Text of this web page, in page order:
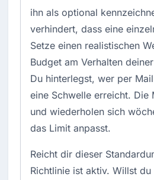
ihn als optional
verhindert, dass eine
Setze einen realistischen
Budget am Verhalten
Du hinterlegst, wer per
eine Schwelle erreicht. Die
und wiederholen sich
das Limit anpasst.
Reicht dir dieser
Richtlinie ist aktiv. Willst